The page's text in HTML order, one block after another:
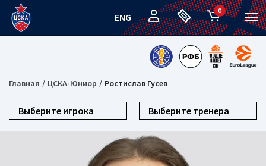
ENG
0
Главная ЦСКА-Юниор Ростислав Гусев